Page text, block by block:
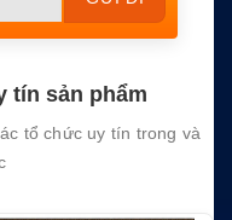
empty.
tín sản phẩm
tổ chức uy tín trong và